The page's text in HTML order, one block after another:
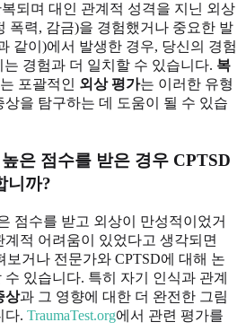
되며 대인 관계적 성격을 지닌 외상
폭력, 감금)을 경험했거나 중요한 발
같이)에서 발생한 경우, 당신의 경험
는 경험과 더 일치할 수 있습니다. 복
포괄적인 외상 평가는 이러한 유형
상을 탐구하는 데 도움이 될 수 있습
은 점수를 받은 경우 CPTSD
니까?
점수를 받고 외상이 만성적이었거
적 어려움이 있었다고 생각되면
보거나 전문가와 CPTSD에 대해 논
있습니다. 특히 자기 인식과 관계
상과 그 영향에 대한 더 완전한 그림
다. TraumaTest.org에서 관련 평가를